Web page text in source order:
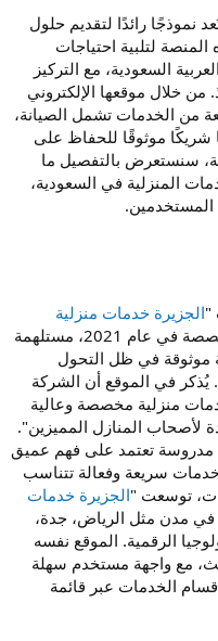
نموذجًا رائدًا لتقديم حلول
لتلبية احتياجات
السعودية، مع التركيز
من خلال موقعها الإلكتروني
من الخدمات تشمل الصيانة،
شريكًا موثوقًا للحفاظ على
سنستعرض بالتفصيل ما
المنزلية في السعودية،
المستخدمين.
"الجزيرة خدمات منزلية
" رحلتها كمنصة إلكترونية متخصصة في عام 2021، مستلهمة
موثوقة في ظل التحول
في الموقع أن الشركة
منزلية مخصصة وعالية
لأصحاب المنازل المميزين".
مدروسة تعتمد على فهم عميق
سريعة وفعالة تتناسب
توسعت "الجزيرة خدمات
مدن مثل الرياض، جدة،
الرقمية. الموقع نفسه
مع واجهة مستخدم سهلة
الخدمات عبر قائمة